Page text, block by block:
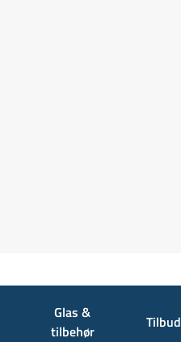
Glas &
tilbehør
Tilbud